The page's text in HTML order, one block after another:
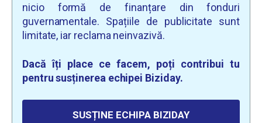
nicio formă de finanțare din fonduri
guvernamentale. Spațiile de publicitate sunt
limitate, iar reclama neinvazivă.
Dacă îți place ce facem, poți contribui tu
pentru susținerea echipei Biziday.
SUSȚINE ECHIPA BIZIDAY